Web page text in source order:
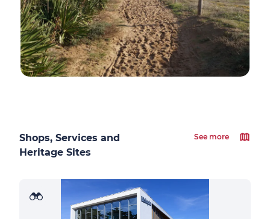
Shops, Services and
Heritage Sites
See more